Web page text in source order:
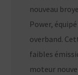
nouveau
Power,
overband.
faibles
moteur